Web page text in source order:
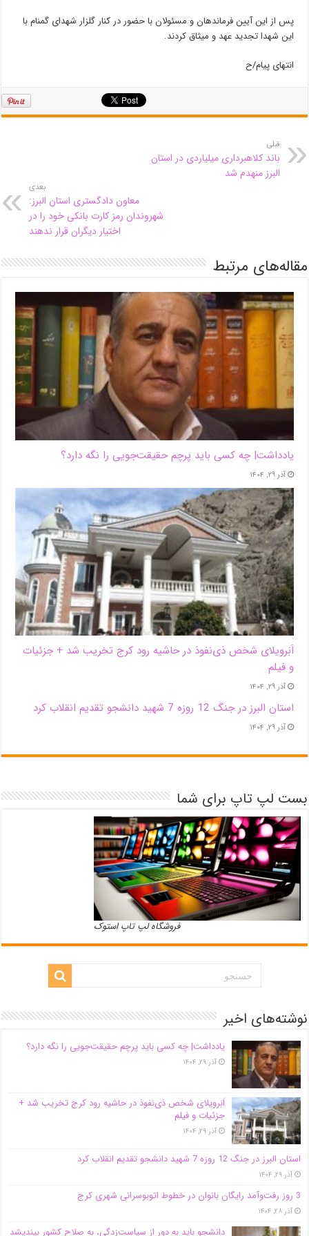
پس از این آیین فرماندهان و مسئولان با حضور در کنار گلزار شهدای گمنام با
این شهدا تجدید عهد و میثاق کردند.
انتهای پیام/ح
قبلی
باند کلاهبرداری میلیاردی در استان
البرز منهدم شد
بعدی
معاون دادگستری استان البرز:
شهروندان رمز کارت بانکی خود را در
اختیار دیگران قرار ندهند
مقاله‌های مرتبط
یادداشت| ‌چه کسی باید پرچم حقیقت‌جویی را نگه دارد؟
آذر ۲۹, ۱۴۰۴
اَبَر‌ویلای شخص ذی‌نفوذ در حاشیه‌ رود کرج تخریب شد + جزئیات
و فیلم
آذر ۲۹, ۱۴۰۴
استان البرز در جنگ 12 روزه 7 شهید دانشجو تقدیم انقلاب کرد
آذر ۲۹, ۱۴۰۴
بست لپ تاپ برای شما
فروشگاه لپ تاپ استوک
نوشته‌های اخیر
یادداشت| ‌چه کسی باید پرچم حقیقت‌جویی را نگه دارد؟
آذر ۲۹, ۱۴۰۴
اَبَر‌ویلای شخص ذی‌نفوذ در حاشیه‌ رود کرج تخریب شد +
جزئیات و فیلم
آذر ۲۹, ۱۴۰۴
استان البرز در جنگ 12 روزه 7 شهید دانشجو تقدیم انقلاب کرد
آذر ۲۹, ۱۴۰۴
3 روز رفت‌وآمد رایگان بانوان در خطوط اتوبوسرانی شهری کرج
آذر ۲۸, ۱۴۰۴
دانشجو باید به دور از سیاست‌زدگی، به صلاح کشور بیندیشد